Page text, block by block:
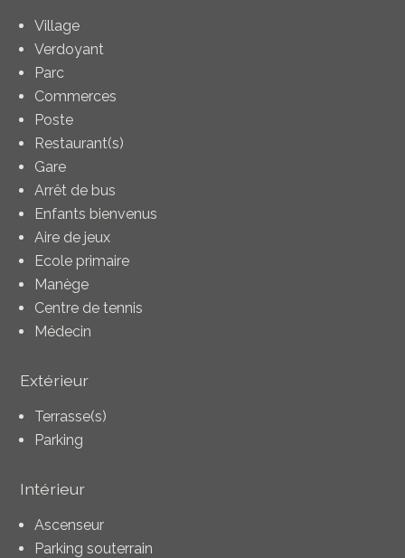
Village
Verdoyant
Parc
Commerces
Poste
Restaurant(s)
Gare
Arrêt de bus
Enfants bienvenus
Aire de jeux
Ecole primaire
Manège
Centre de tennis
Médecin
Extérieur
Terrasse(s)
Parking
Intérieur
Ascenseur
Parking souterrain